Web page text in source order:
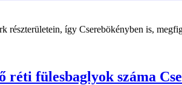
részterületein, így Cserebökényben is,
réti fülesbaglyok száma